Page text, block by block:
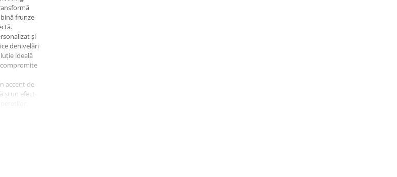
frunze
și
denivelări
ideală
compromite
accent de
și un efect